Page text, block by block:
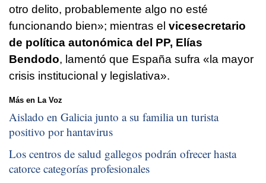
otro delito, probablemente algo no esté
funcionando bien»; mientras el vicesecretario
de política autonómica del PP, Elías
Bendodo, lamentó que España sufra «la mayor
crisis institucional y legislativa».
Más en La Voz
Aislado en Galicia junto a su familia un turista
positivo por hantavirus
Los centros de salud gallegos podrán ofrecer hasta
catorce categorías profesionales